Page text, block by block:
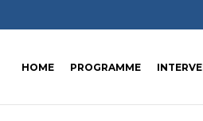
HOME PROGRAMME